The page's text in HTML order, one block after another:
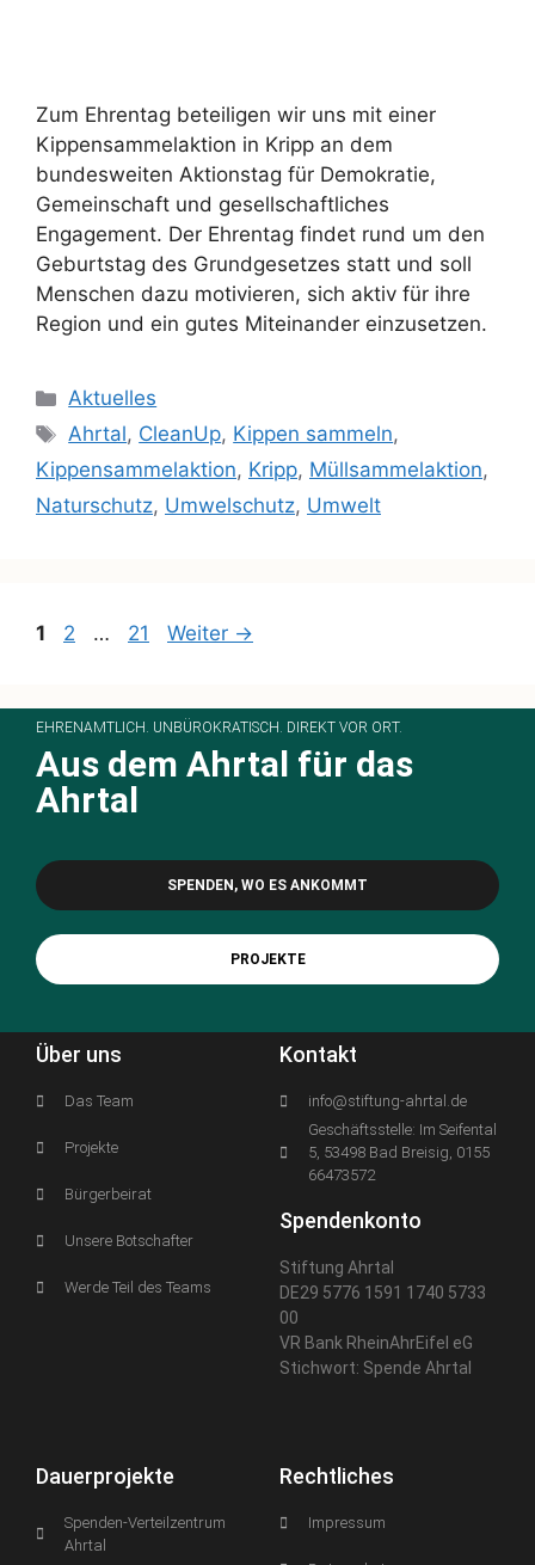
Zum Ehrentag beteiligen wir uns mit einer
Kippensammelaktion in Kripp an dem
bundesweiten Aktionstag für Demokratie,
Gemeinschaft und gesellschaftliches
Engagement. Der Ehrentag findet rund um den
Geburtstag des Grundgesetzes statt und soll
Menschen dazu motivieren, sich aktiv für ihre
Region und ein gutes Miteinander einzusetzen.
Aktuelles
Ahrtal, CleanUp, Kippen sammeln,
Kippensammelaktion, Kripp, Müllsammelaktion,
Naturschutz, Umwelschutz, Umwelt
1 2 … 21 Weiter →
EHRENAMTLICH. UNBÜROKRATISCH. DIREKT VOR ORT.
Aus dem Ahrtal für das
Ahrtal
SPENDEN, WO ES ANKOMMT
PROJEKTE
Über uns
Das Team
Projekte
Bürgerbeirat
Unsere Botschafter
Werde Teil des Teams
Kontakt
info@stiftung-ahrtal.de
Geschäftsstelle: Im Seifental
5, 53498 Bad Breisig, 0155
66473572
Spendenkonto
Stiftung Ahrtal
DE29 5776 1591 1740 5733
00
VR Bank RheinAhrEifel eG
Stichwort: Spende Ahrtal
Dauerprojekte
Spenden-Verteilzentrum
Ahrtal
Rechtliches
Impressum